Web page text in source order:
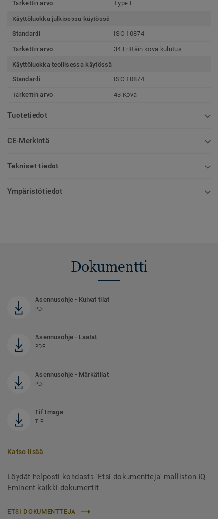
Tarkettin arvo Type I
Käyttöluokka julkisessa käytössä
Standardi
ISO 10874
Tarkettin arvo 34 Erittäin kova kulutus
Käyttöluokka teollisessa käytössä
Standardi
ISO 10874
Tarkettin arvo 43 Kova
Tuotetiedot
CE-Merkintä
Tekniset tiedot
Ympäristötiedot
Dokumentti
Asennusohje - Kuivat tilat
PDF
Asennusohje - Laatat
PDF
Asennusohje - Märkätilat
PDF
Tif Image
TIF
Katso lisää
Löydät helposti kohdasta 'Etsi dokumentteja' malliston iQ
Eminent kaikki dokumentit
ETSI DOKUMENTTEJA